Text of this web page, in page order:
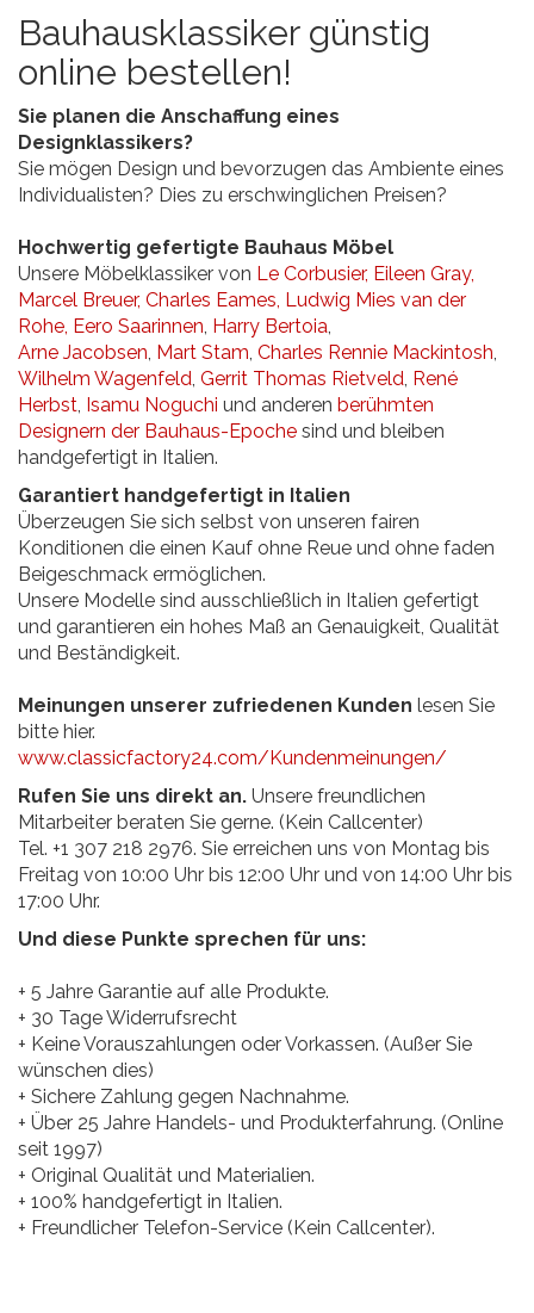
Bauhausklassiker günstig
online bestellen!
Sie planen die Anschaffung eines
Designklassikers?
Sie mögen Design und bevorzugen das Ambiente eines
Individualisten? Dies zu erschwinglichen Preisen?
Hochwertig gefertigte Bauhaus Möbel
Unsere Möbelklassiker von Le Corbusier, Eileen Gray,
Marcel Breuer, Charles Eames, Ludwig Mies van der
Rohe, Eero Saarinnen, Harry Bertoia,
Arne Jacobsen, Mart Stam, Charles Rennie Mackintosh,
Wilhelm Wagenfeld, Gerrit Thomas Rietveld, René
Herbst, Isamu Noguchi und anderen berühmten
Designern der Bauhaus-Epoche sind und bleiben
handgefertigt in Italien.
Garantiert handgefertigt in Italien
Überzeugen Sie sich selbst von unseren fairen
Konditionen die einen Kauf ohne Reue und ohne faden
Beigeschmack ermöglichen.
Unsere Modelle sind ausschließlich in Italien gefertigt
und garantieren ein hohes Maß an Genauigkeit, Qualität
und Beständigkeit.
Meinungen unserer zufriedenen Kunden lesen Sie
bitte hier.
www.classicfactory24.com/Kundenmeinungen/
Rufen Sie uns direkt an. Unsere freundlichen
Mitarbeiter beraten Sie gerne. (Kein Callcenter)
Tel. +1 307 218 2976. Sie erreichen uns von Montag bis
Freitag von 10:00 Uhr bis 12:00 Uhr und von 14:00 Uhr bis
17:00 Uhr.
Und diese Punkte sprechen für uns:
+ 5 Jahre Garantie auf alle Produkte.
+ 30 Tage Widerrufsrecht
+ Keine Vorauszahlungen oder Vorkassen. (Außer Sie
wünschen dies)
+ Sichere Zahlung gegen Nachnahme.
+ Über 25 Jahre Handels- und Produkterfahrung. (Online
seit 1997)
+ Original Qualität und Materialien.
+ 100% handgefertigt in Italien.
+ Freundlicher Telefon-Service (Kein Callcenter).